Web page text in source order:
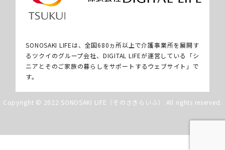
SONOSAKI LIFEは、全国680ヵ所以上で介護事業所を展開す
るツクイのグループ会社、DIGITAL LIFEが運営している「シ
ニアとそのご家族の暮らしをサポートするウェブサイト」で
す。
Copyright © 2022 SONOSAKI LIFE（そのさきらいふ） All rights reserved.